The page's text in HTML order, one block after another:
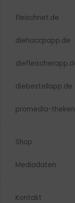
fleischnet.de
diehaccpapp.de
diebestellapp.de
promedia-
Shop
Mediadaten
Kontakt